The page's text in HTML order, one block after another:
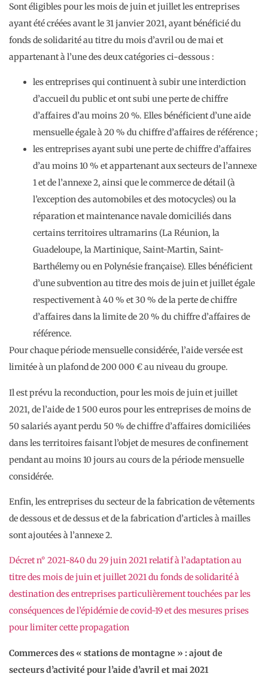
Sont éligibles pour les mois de juin et juillet les entreprises
ayant été créées avant le 31 janvier 2021, ayant bénéficié du
fonds de solidarité au titre du mois d’avril ou de mai et
appartenant à l’une des deux catégories ci-dessous :
les entreprises qui continuent à subir une interdiction
d’accueil du public et ont subi une perte de chiffre
d’affaires d’au moins 20 %. Elles bénéficient d’une aide
mensuelle égale à 20 % du chiffre d’affaires de référence ;
les entreprises ayant subi une perte de chiffre d’affaires
d’au moins 10 % et appartenant aux secteurs de l’annexe
1 et de l’annexe 2, ainsi que le commerce de détail (à
l’exception des automobiles et des motocycles) ou la
réparation et maintenance navale domiciliés dans
certains territoires ultramarins (La Réunion, la
Guadeloupe, la Martinique, Saint-Martin, Saint-
Barthélemy ou en Polynésie française). Elles bénéficient
d’une subvention au titre des mois de juin et juillet égale
respectivement à 40 % et 30 % de la perte de chiffre
d’affaires dans la limite de 20 % du chiffre d’affaires de
référence.
Pour chaque période mensuelle considérée, l’aide versée est
limitée à un plafond de 200 000 € au niveau du groupe.
Il est prévu la reconduction, pour les mois de juin et juillet
2021, de l’aide de 1 500 euros pour les entreprises de moins de
50 salariés ayant perdu 50 % de chiffre d’affaires domiciliées
dans les territoires faisant l’objet de mesures de confinement
pendant au moins 10 jours au cours de la période mensuelle
considérée.
Enfin, les entreprises du secteur de la fabrication de vêtements
de dessous et de dessus et de la fabrication d’articles à mailles
sont ajoutées à l’annexe 2.
Décret n° 2021-840 du 29 juin 2021 relatif à l’adaptation au
titre des mois de juin et juillet 2021 du fonds de solidarité à
destination des entreprises particulièrement touchées par les
conséquences de l’épidémie de covid-19 et des mesures prises
pour limiter cette propagation
Commerces des « stations de montagne » : ajout de
secteurs d’activité pour l’aide d’avril et mai 2021